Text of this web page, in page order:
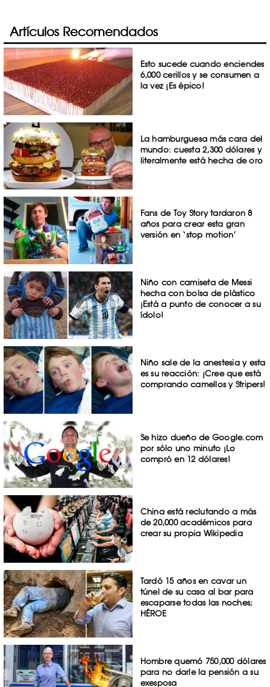
Artículos Recomendados
Esto sucede cuando enciendes
6,000 cerillos y se consumen a
la vez ¡Es épico!
La hamburguesa más cara del
mundo: cuesta 2,300 dólares y
literalmente está hecha de oro
Fans de Toy Story tardaron 8
años para crear esta gran
versión en ‘stop motion’
Niño con camiseta de Messi
hecha con bolsa de plástico
¡Está a punto de conocer a su
ídolo!
Niño sale de la anestesia y esta
es su reacción: ¡Cree que está
comprando camellos y Stripers!
Se hizo dueño de Google.com
por sólo uno minuto ¡Lo
compró en 12 dólares!
China está reclutando a más
de 20,000 académicos para
crear su propia Wikipedia
Tardó 15 años en cavar un
túnel de su casa al bar para
escaparse todas las noches;
HÉROE
Hombre quemó 750,000 dólares
para no darle la pensión a su
exesposa